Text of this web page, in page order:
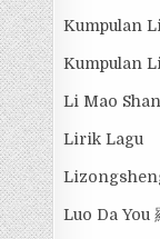
Kumpulan
Kumpulan
Li Mao
Lirik Lagu
Luo Da You